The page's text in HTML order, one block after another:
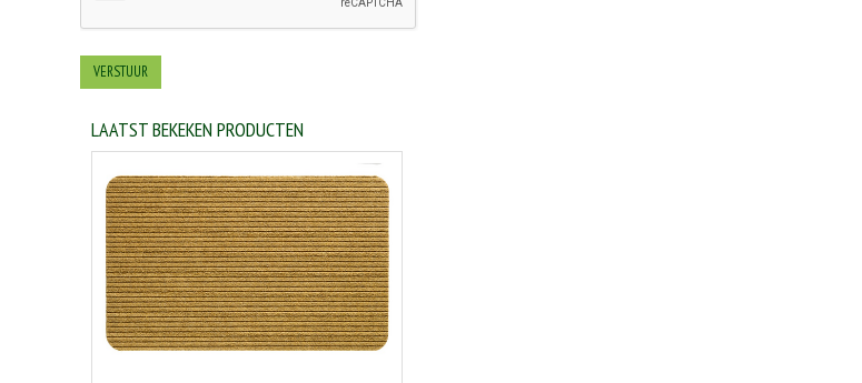
LAATST BEKEKEN PRODUCTEN